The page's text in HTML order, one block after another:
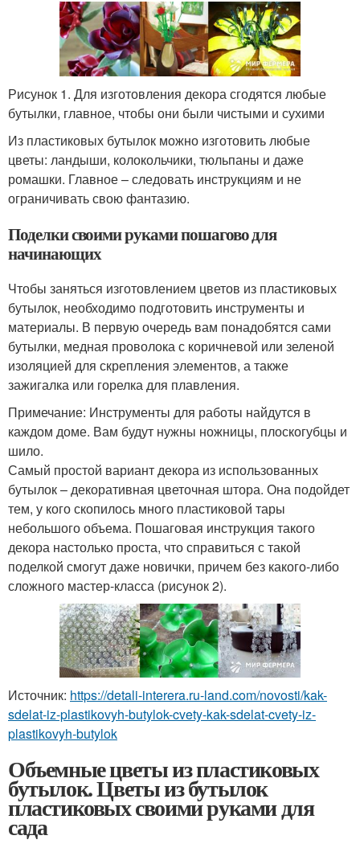
Рисунок 1. Для изготовления декора сгодятся любые
бутылки, главное, чтобы они были чистыми и сухими
Из пластиковых бутылок можно изготовить любые
цветы: ландыши, колокольчики, тюльпаны и даже
ромашки. Главное – следовать инструкциям и не
ограничивать свою фантазию.
Поделки своими руками пошагово для
начинающих
Чтобы заняться изготовлением цветов из пластиковых
бутылок, необходимо подготовить инструменты и
материалы. В первую очередь вам понадобятся сами
бутылки, медная проволока с коричневой или зеленой
изоляцией для скрепления элементов, а также
зажигалка или горелка для плавления.
Примечание: Инструменты для работы найдутся в
каждом доме. Вам будут нужны ножницы, плоскогубцы и
шило.
Самый простой вариант декора из использованных
бутылок – декоративная цветочная штора. Она подойдет
тем, у кого скопилось много пластиковой тары
небольшого объема. Пошаговая инструкция такого
декора настолько проста, что справиться с такой
поделкой смогут даже новички, причем без какого-либо
сложного мастер-класса (рисунок 2).
Источник: https://detali-interera.ru-land.com/novosti/kak-
sdelat-iz-plastikovyh-butylok-cvety-kak-sdelat-cvety-iz-
plastikovyh-butylok
Объемные цветы из пластиковых
бутылок. Цветы из бутылок
пластиковых своими руками для
сада